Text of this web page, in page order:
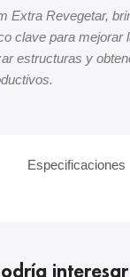
Especificaciones
Extra Revegetar,
clave para mejorar
estructuras y
interesar